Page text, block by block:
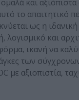
και
το απαιτητικό
ως η
λογισμικό και
ικανή να
των
με αξιοπιστία,